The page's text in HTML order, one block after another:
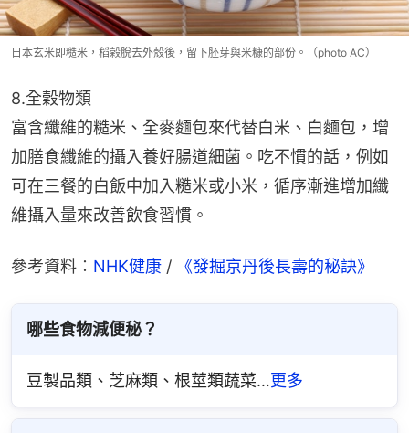
日本玄米即糙米，稻榖脫去外殼後，留下胚芽與米糠的部份。（photo AC）
8.全穀物類
富含纖維的糙米、全麥麵包來代替白米、白麵包，增
加膳食纖維的攝入養好腸道細菌。吃不慣的話，例如
可在三餐的白飯中加入糙米或小米，循序漸進增加纖
維攝入量來改善飲食習慣。
參考資料︰ NHK健康 / 《發掘京丹後長壽的秘訣》
哪些食物減便秘？
豆製品類、芝麻類、根莖類蔬菜…更多